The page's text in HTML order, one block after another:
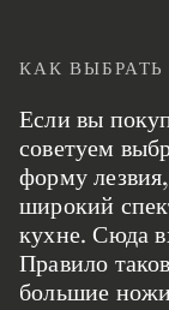
КАК
Если вы
советуем
форму
широкий
кухне. Сюда
Правило
большие